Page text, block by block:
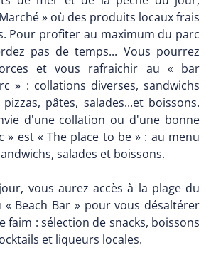
» où des produits locaux frais
Pour profiter au maximum du parc
pas de temps... Vous pourrez
et vous rafraichir au « bar
» : collations diverses, sandwichs
pâtes, salades...et boissons.
d'une collation ou d'une bonne
» est « The place to be » : au menu
salades et boissons.
vous aurez accès à la plage du
« Beach Bar » pour vous désaltérer
faim : sélection de snacks, boissons
et liqueurs locales.